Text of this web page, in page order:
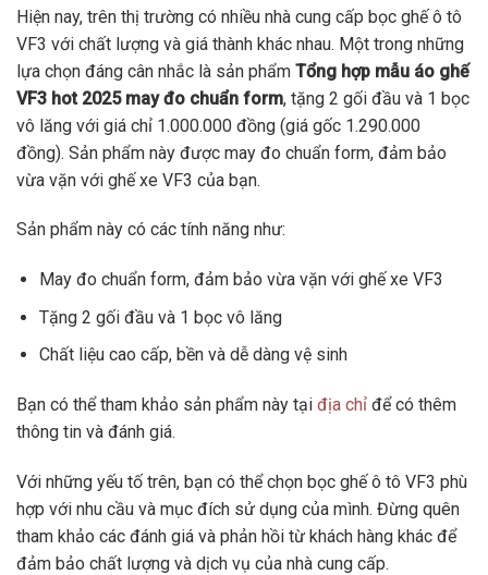
Hiện nay, trên thị trường có nhiều nhà cung cấp bọc ghế ô tô
VF3 với chất lượng và giá thành khác nhau. Một trong những
lựa chọn đáng cân nhắc là sản phẩm Tổng hợp mẫu áo ghế
VF3 hot 2025 may đo chuẩn form, tặng 2 gối đầu và 1 bọc
vô lăng với giá chỉ 1.000.000 đồng (giá gốc 1.290.000
đồng). Sản phẩm này được may đo chuẩn form, đảm bảo
vừa vặn với ghế xe VF3 của bạn.
Sản phẩm này có các tính năng như:
May đo chuẩn form, đảm bảo vừa vặn với ghế xe VF3
Tặng 2 gối đầu và 1 bọc vô lăng
Chất liệu cao cấp, bền và dễ dàng vệ sinh
Bạn có thể tham khảo sản phẩm này tại địa chỉ để có thêm
thông tin và đánh giá.
Với những yếu tố trên, bạn có thể chọn bọc ghế ô tô VF3 phù
hợp với nhu cầu và mục đích sử dụng của mình. Đừng quên
tham khảo các đánh giá và phản hồi từ khách hàng khác để
đảm bảo chất lượng và dịch vụ của nhà cung cấp.